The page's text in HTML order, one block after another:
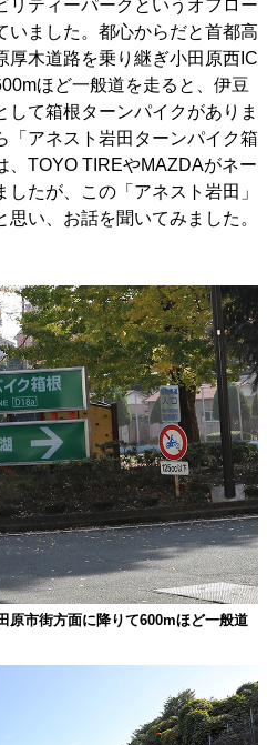
リティーパークというオフロー
いました。都心からだと首都高
厚木道路を乗り継ぎ小田原西IC
ほど一般道を走ると、伊豆
て箱根ターンパイクがありま
「アネスト岩田ターンパイク箱
、TOYO TIREやMAZDAがネー
たが、この「アネスト岩田」
い、お話を聞いてみました。
原市街方面に降りて600mほど一般道